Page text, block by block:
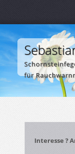
für
Interesse ?